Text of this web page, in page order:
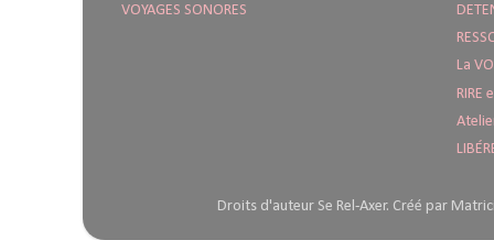
VOYAGES SONORES
La
RIRE
Droits d'auteur Se Rel-Axer. Créé par